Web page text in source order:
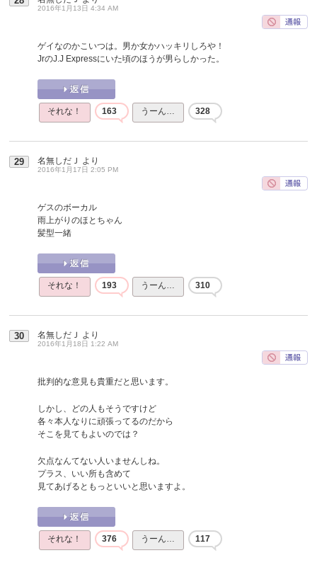
2016年1月13日 4:34 AM
ゲイなのかこいつは。男か女かハッキリしろや！
JrのJ.J Expressにいた頃のほうが男らしかった。
それな！ 163 うーん… 328
29 名無しだＪ より
2016年1月17日 2:05 PM
ゲスのボーカル
雨上がりのほとちゃん
髪型一緒
それな！ 193 うーん… 310
30 名無しだＪ より
2016年1月18日 1:22 AM
批判的な意見も貴重だと思います。
しかし、どの人もそうですけど
各々本人なりに頑張ってるのだから
そこを見てもよいのでは？
欠点なんてない人いませんしね。
プラス、いい所も含めて
見てあげるともっといいと思いますよ。
それな！ 376 うーん… 117